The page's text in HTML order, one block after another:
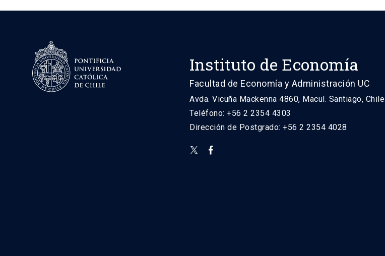
Instituto de Economía
Facultad de Economía y Administración UC
Avda. Vicuña Mackenna 4860, Macul. Santiago, Chile
Teléfono: +56 2 2354 4303
Dirección de Postgrado: +56 2 2354 4028